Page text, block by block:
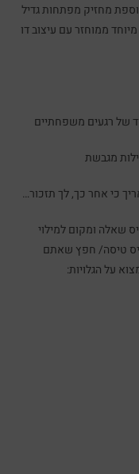
מחזיק מפתחות גדיל
ממוחזר עם עיצוב דו
מגבשת
כי אחר כך, לך תזכור…
שאלה ומקום למילוי
טיסה/ חפץ שאתם
על הגלויות: